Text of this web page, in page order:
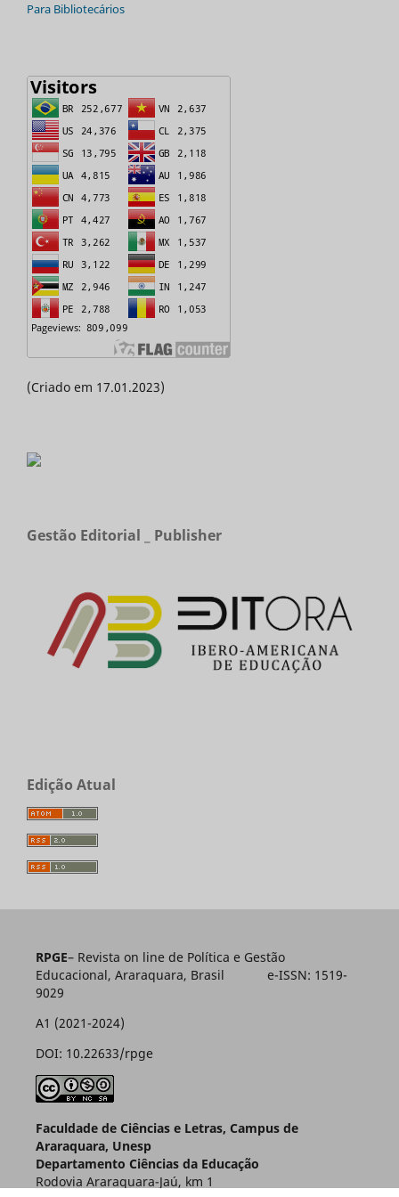
Para Bibliotecários
(Criado em 17.01.2023)
Gestão Editorial _ Publisher
Edição Atual
RPGE– Revista on line de Política e Gestão
Educacional, Araraquara, Brasil e-ISSN: 1519-
9029
A1 (2021-2024)
DOI: 10.22633/rpge
Faculdade de Ciências e Letras, Campus de
Araraquara, Unesp
Departamento Ciências da Educação
Rodovia Araraquara-Jaú, km 1